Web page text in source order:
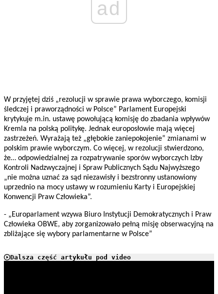
ad
W przyjętej dziś „rezolucji w sprawie prawa wyborczego, komisji
śledczej i praworządności w Polsce” Parlament Europejski
krytykuje m.in. ustawę powołującą komisję do zbadania wpływów
Kremla na polską politykę. Jednak europosłowie mają więcej
zastrzeżeń. Wyrażają też „głębokie zaniepokojenie” zmianami w
polskim prawie wyborczym. Co więcej, w rezolucji stwierdzono,
że… odpowiedzialnej za rozpatrywanie sporów wyborczych Izby
Kontroli Nadzwyczajnej i Spraw Publicznych Sądu Najwyższego
„nie można uznać za sąd niezawisły i bezstronny ustanowiony
uprzednio na mocy ustawy w rozumieniu Karty i Europejskiej
Konwencji Praw Człowieka”.
- „Europarlament wzywa Biuro Instytucji Demokratycznych i Praw
Człowieka OBWE, aby zorganizowało pełną misję obserwacyjną na
zbliżające się wybory parlamentarne w Polsce”
Dalsza część artykułu pod video